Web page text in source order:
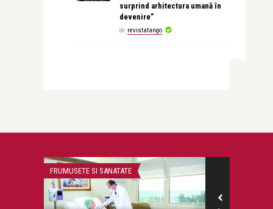
surprind arhitectura umană în
devenire”
de revistatango
MONEYCHAT